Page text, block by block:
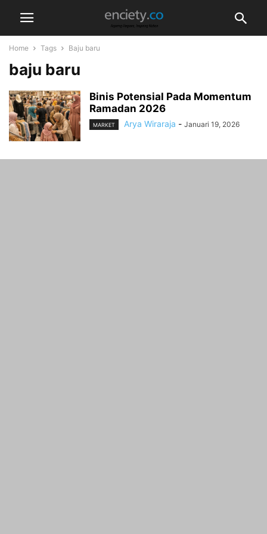
Home Tags Baju baru
baju baru
Binis Potensial Pada Momentum
Ramadan 2026
MARKET Arya Wiraraja - Januari 19, 2026